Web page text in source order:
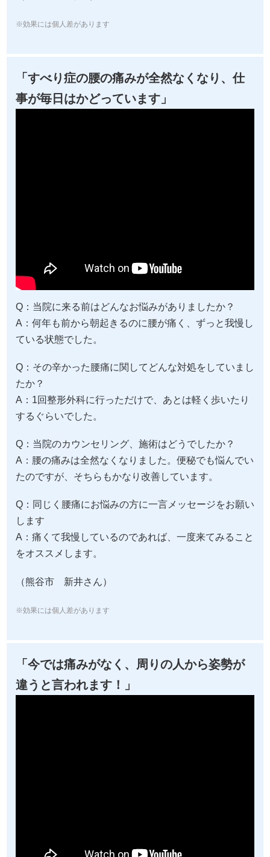
※効果には個人差があります
「すべり症の腰の痛みが全然なくなり、仕
事が毎日はかどっています」
Q：当院に来る前はどんなお悩みがありましたか？
A：何年も前から朝起きるのに腰が痛く、ずっと我慢し
ている状態でした。
Q：その辛かった腰痛に関してどんな対処をしていまし
たか？
A：1回整形外科に行っただけで、あとは軽く歩いたり
するぐらいでした。
Q：当院のカウンセリング、施術はどうでしたか？
A：腰の痛みは全然なくなりました。便秘でも悩んでい
たのですが、そちらもかなり改善しています。
Q：同じく腰痛にお悩みの方に一言メッセージをお願い
します
A：痛くて我慢しているのであれば、一度来てみること
をオススメします。
（熊谷市 新井さん）
※効果には個人差があります
「今では痛みがなく、周りの人から姿勢が
違うと言われます！」